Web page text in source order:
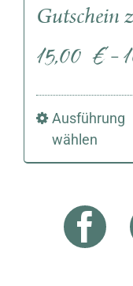
Gutschein
15,00€ –
Ausführung
wählen